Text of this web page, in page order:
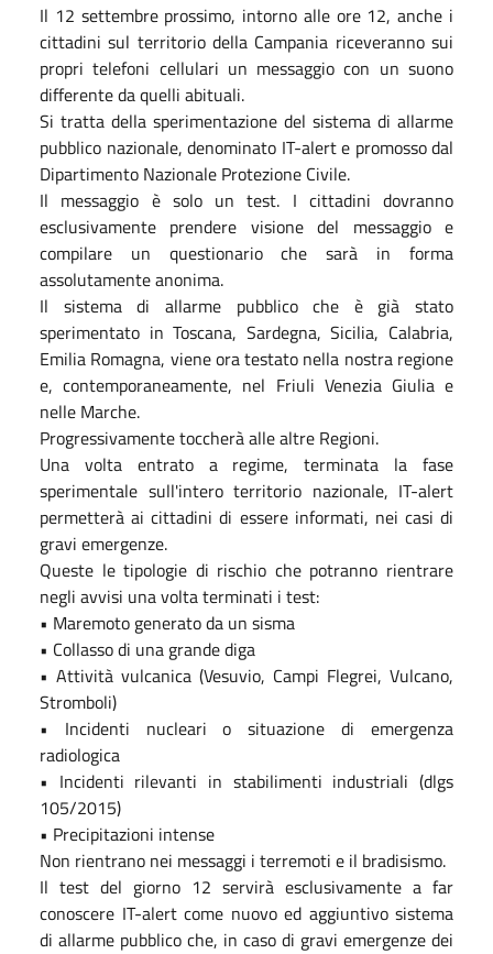
Il 12 settembre prossimo, intorno alle ore 12, anche i
cittadini sul territorio della Campania riceveranno sui
propri telefoni cellulari un messaggio con un suono
differente da quelli abituali.
Si tratta della sperimentazione del sistema di allarme
pubblico nazionale, denominato IT-alert e promosso dal
Dipartimento Nazionale Protezione Civile.
Il messaggio è solo un test. I cittadini dovranno
esclusivamente prendere visione del messaggio e
compilare un questionario che sarà in forma
assolutamente anonima.
Il sistema di allarme pubblico che è già stato
sperimentato in Toscana, Sardegna, Sicilia, Calabria,
Emilia Romagna, viene ora testato nella nostra regione
e, contemporaneamente, nel Friuli Venezia Giulia e
nelle Marche.
Progressivamente toccherà alle altre Regioni.
Una volta entrato a regime, terminata la fase
sperimentale sull'intero territorio nazionale, IT-alert
permetterà ai cittadini di essere informati, nei casi di
gravi emergenze.
Queste le tipologie di rischio che potranno rientrare
negli avvisi una volta terminati i test:
• Maremoto generato da un sisma
• Collasso di una grande diga
• Attività vulcanica (Vesuvio, Campi Flegrei, Vulcano,
Stromboli)
• Incidenti nucleari o situazione di emergenza
radiologica
• Incidenti rilevanti in stabilimenti industriali (dlgs
105/2015)
• Precipitazioni intense
Non rientrano nei messaggi i terremoti e il bradisismo.
Il test del giorno 12 servirà esclusivamente a far
conoscere IT-alert come nuovo ed aggiuntivo sistema
di allarme pubblico che, in caso di gravi emergenze dei